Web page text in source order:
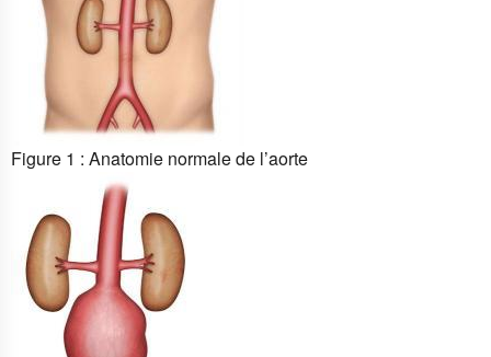
Figure 1 : Anatomie normale de l’aorte